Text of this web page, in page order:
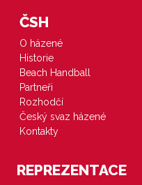
ČSH
O házené
Historie
Beach Handball
Partneři
Rozhodčí
Český svaz házené
Kontakty
REPREZENTACE